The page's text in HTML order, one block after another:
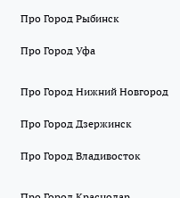
Про Город Рыбинск
Про Город Уфа
Про Город Нижний Новгород
Про Город Дзержинск
Про Город Владивосток